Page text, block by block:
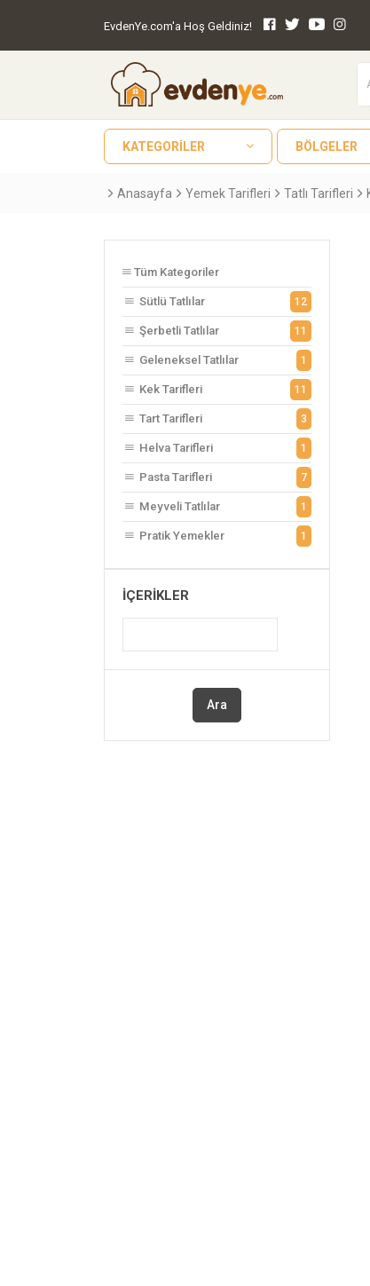
EvdenYe.com'a Hoş Geldiniz!
KATEGORILER BÖLGELER
Anasayfa Yemek Tarifleri Tatlı Tarifleri
Tüm Kategoriler
Sütlü Tatlılar 12
Şerbetli Tatlılar 11
Geleneksel Tatlılar 1
Kek Tarifleri 11
Tart Tarifleri 3
Helva Tarifleri 1
Pasta Tarifleri 7
Meyveli Tatlılar 1
Pratik Yemekler 1
İÇERIKLER
Ara